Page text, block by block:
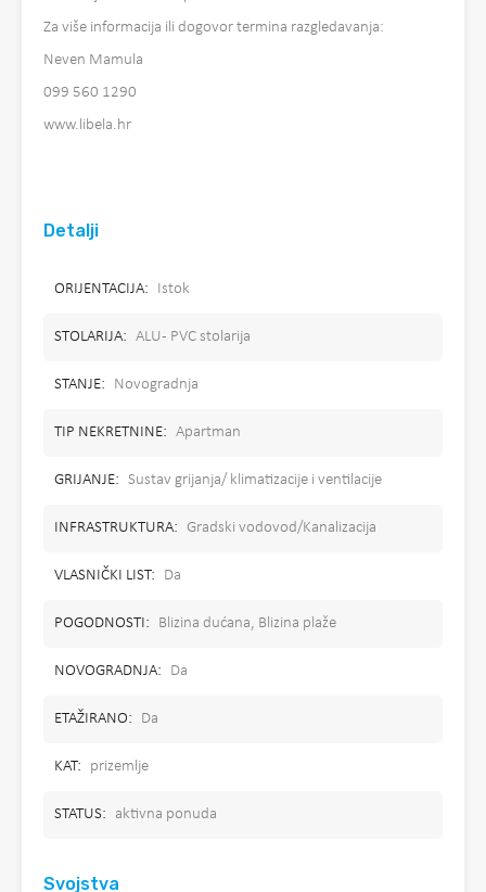
Za više informacija ili dogovor termina razgledavanja:
Neven Mamula
099 560 1290
www.libela.hr
Detalji
ORIJENTACIJA: Istok
STOLARIJA: ALU - PVC stolarija
STANJE: Novogradnja
TIP NEKRETNINE: Apartman
GRIJANJE: Sustav grijanja/ klimatizacije i ventilacije
INFRASTRUKTURA: Gradski vodovod/Kanalizacija
VLASNIČKI LIST: Da
POGODNOSTI: Blizina dućana, Blizina plaže
NOVOGRADNJA: Da
ETAŽIRANO: Da
KAT: prizemlje
STATUS: aktivna ponuda
Svojstva